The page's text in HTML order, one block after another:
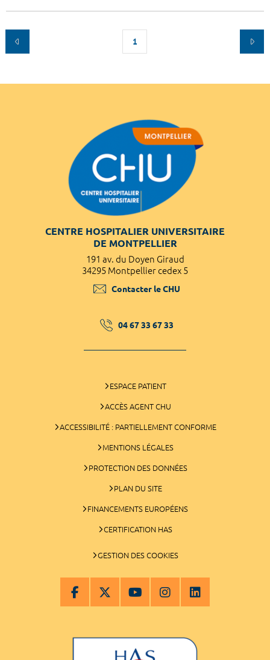
1
CENTRE HOSPITALIER UNIVERSITAIRE
DE MONTPELLIER
191 av. du Doyen Giraud
34295 Montpellier cedex 5
Contacter le CHU
04 67 33 67 33
ESPACE PATIENT
ACCÈS AGENT CHU
ACCESSIBILITÉ : PARTIELLEMENT CONFORME
MENTIONS LÉGALES
PROTECTION DES DONNÉES
PLAN DU SITE
FINANCEMENTS EUROPÉENS
CERTIFICATION HAS
GESTION DES COOKIES